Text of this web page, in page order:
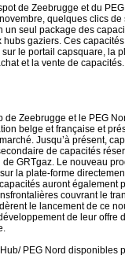
de Zeebrugge et du
quelques clics de
un seul package des
gaziers. Ces
le portail capsquare, la
et la vente de capacités.
de Zeebrugge et le PEG
belge et française et
Jusqu’à présent,
de capacités
GRTgaz. Le nouveau
la plate-forme
auront également
couvrant le
le lancement de ce
de leur offre
PEG Nord disponibles